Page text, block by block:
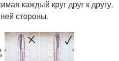
каждый круг друг к другу.
стороны.